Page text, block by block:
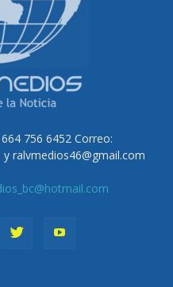
756 6452 Correo:
ralvmedios46@gmail.com